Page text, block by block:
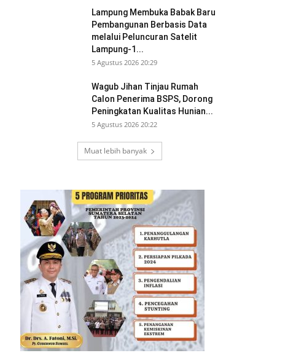
Lampung Membuka Babak Baru
Pembangunan Berbasis Data
melalui Peluncuran Satelit
Lampung-1...
5 Agustus 2026 20:29
Wagub Jihan Tinjau Rumah
Calon Penerima BSPS, Dorong
Peningkatan Kualitas Hunian...
5 Agustus 2026 20:22
Muat lebih banyak